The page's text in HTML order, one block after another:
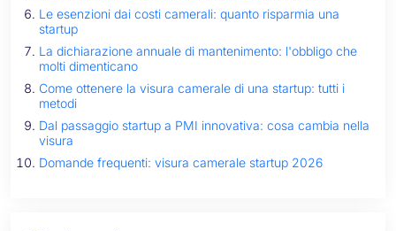
Le esenzioni dai costi camerali: quanto risparmia una
startup
La dichiarazione annuale di mantenimento: l'obbligo che
molti dimenticano
Come ottenere la visura camerale di una startup: tutti i
metodi
Dal passaggio startup a PMI innovativa: cosa cambia nella
visura
Domande frequenti: visura camerale startup 2026